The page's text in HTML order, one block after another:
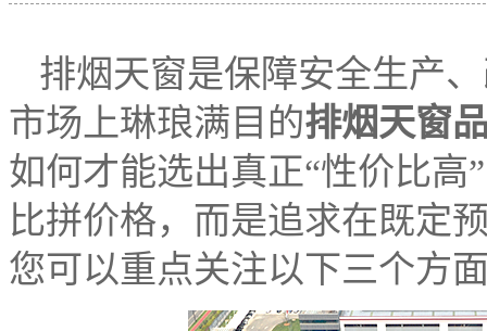
排烟天窗是保障安全生产
市场上琳琅满目的排烟天窗
如何才能选出真正“性价比
比拼价格，而是追求在既定
您可以重点关注以下三个方